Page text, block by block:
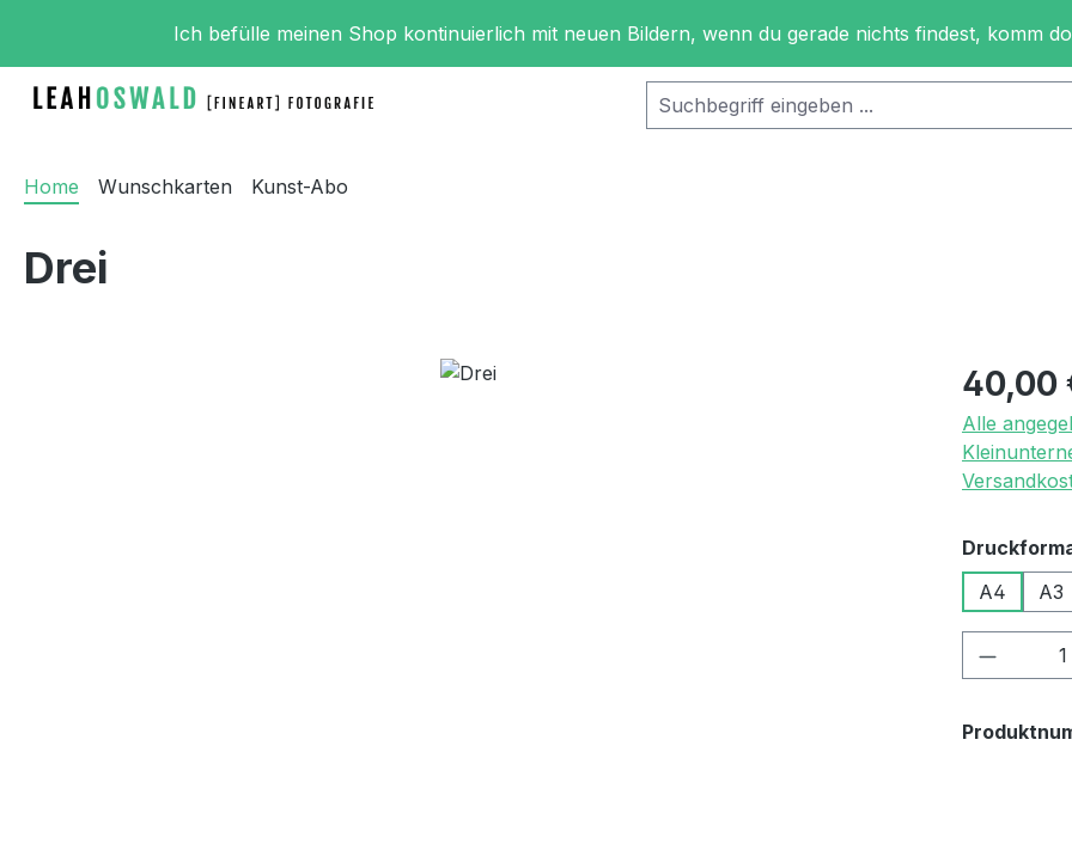
Hauptinhalt springen
Zur Suche springen
Zur Hauptnavigation springen
Ich befülle meinen Shop kontinuierlich mit neuen Bildern, wenn du gerade nichts findest, komm
Home Wunschkarten Kunst-Abo
Drei
Regulärer
40,00
Alle
A4
A3